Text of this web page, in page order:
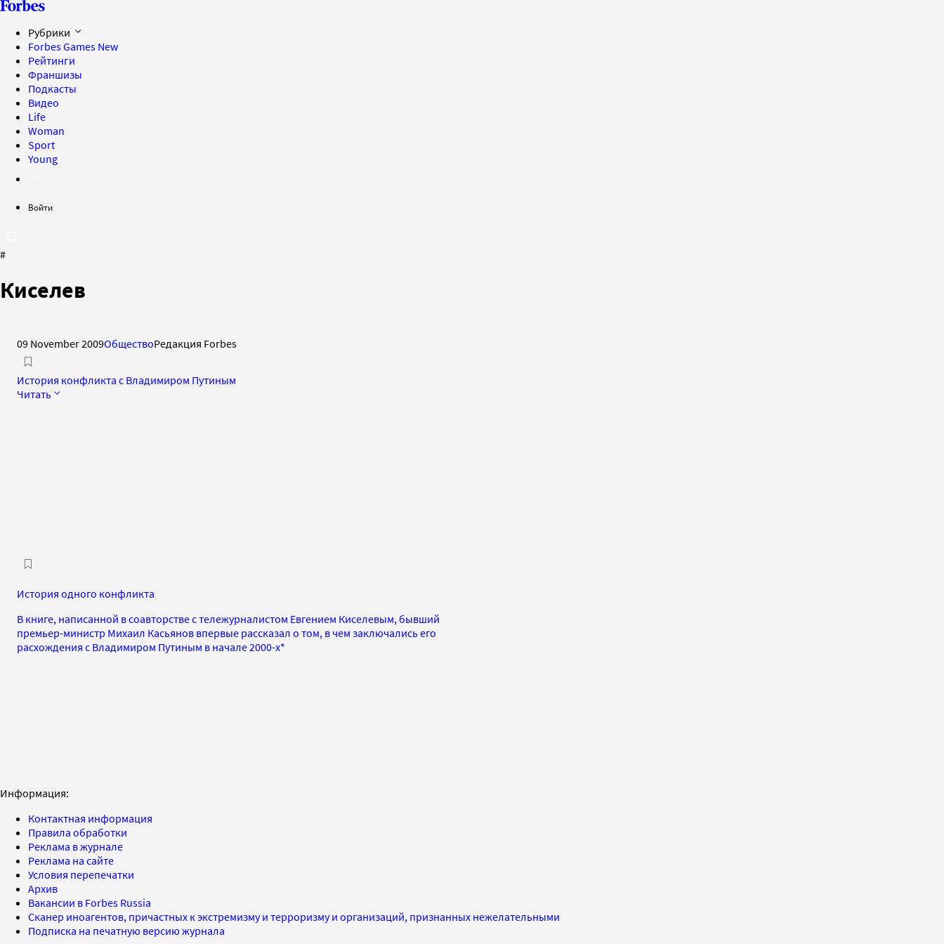
Рубрики
Forbes Games New
Рейтинги
Франшизы
Подкасты
Видео
Life
Woman
Sport
Young
Войти
#
Киселев
09 November 2009ОбществоРедакция Forbes
История конфликта c Владимиром Путиным
Читать
История одного конфликта
В книге, написанной в соавторстве с тележурналистом Евгением Киселевым, бывший
премьер-министр Михаил Касьянов впервые рассказал о том, в чем заключались его
расхождения с Владимиром Путиным в начале 2000-х*
Информация:
Контактная информация
Правила обработки
Реклама в журнале
Реклама на сайте
Условия перепечатки
Архив
Вакансии в Forbes Russia
Сканер иноагентов, причастных к экстремизму и терроризму и организаций, признанных нежелательными
Подписка на печатную версию журнала